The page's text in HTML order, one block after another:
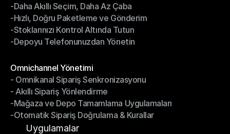
Depo Yönetimi
-Daha Akıllı Seçim, Daha Az Çaba
-Daha Akıllı Seçim, Daha Az Çaba
-Hızlı, Doğru Paketleme ve Gönderim
-Hızlı, Doğru Paketleme ve Gönderim
-Stoklarınızı Kontrol Altında Tutun
-Stoklarınızı Kontrol Altında Tutun
-Depoyu Telefonunuzdan Yönetin
Omnichannel Yönetimi
Omnichannel Yönetimi
- Omnikanal Sipariş Senkronizasyonu
- Omnikanal Sipariş Senkronizasyonu
- Akıllı Sipariş Yönlendirme
- Akıllı Sipariş Yönlendirme
-Mağaza ve Depo Tamamlama Uygulamaları
-Mağaza ve Depo Tamamlama Uygulamaları
-Otomatik Sipariş Doğrulama & Kurallar
-Otomatik Sipariş Doğrulama & Kurallar
Uygulamalar